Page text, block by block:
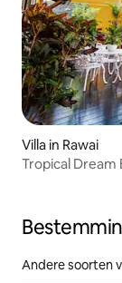
Villa in Rawai
Tropical Dream
Andere soorten